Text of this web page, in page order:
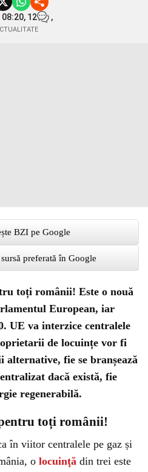
12
,
BZI pe Google
preferată în Google
toți românii! Este o nouă
European, iar
UE va interzice centralele
de locuințe vor fi
alternative, fie se branșează
dacă există, fie
regenerabilă.
toți românii!
în viitor centralele pe gaz și
o locuinţă din trei este